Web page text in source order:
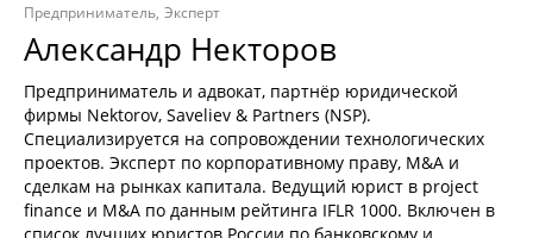
Предприниматель Эксперт
Александр Некторов
Предприниматель и адвокат, партнёр юридической
фирмы Nektorov, Saveliev & Partners (NSP).
Специализируется на сопровождении технологических
проектов. Эксперт по корпоративному праву, M&A и
сделкам на рынках капитала. Ведущий юрист в project
finance и M&A по данным рейтинга IFLR 1000. Включен в